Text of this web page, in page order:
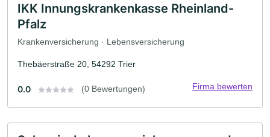
IKK Innungskrankenkasse Rheinland-
Pfalz
Krankenversicherung · Lebensversicherung
Thebäerstraße 20, 54292 Trier
0.0 (0 Bewertungen) Firma bewerten